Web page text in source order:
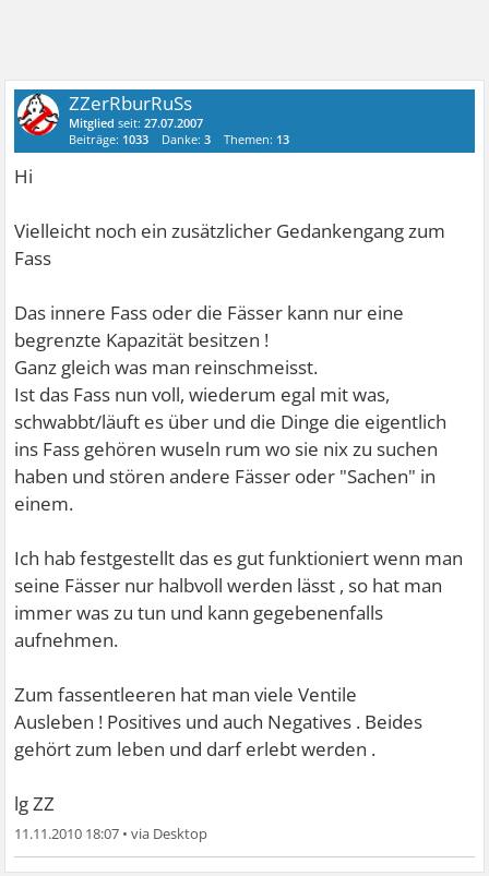
ZZerRburRuSs
Mitglied seit:27.07.2007
Beiträge: 1033 Danke:3 Themen: 13
Hi
Vielleicht noch ein zusätzlicher Gedankengang zum
Fass
Das innere Fass oder die Fässer kann nur eine
begrenzte Kapazität besitzen !
Ganz gleich was man reinschmeisst.
Ist das Fass nun voll, wiederum egal mit was,
schwabbt/läuft es über und die Dinge die eigentlich
ins Fass gehören wuseln rum wo sie nix zu suchen
haben und stören andere Fässer oder "Sachen" in
einem.
Ich hab festgestellt das es gut funktioniert wenn man
seine Fässer nur halbvoll werden lässt , so hat man
immer was zu tun und kann gegebenenfalls
aufnehmen.
Zum fassentleeren hat man viele Ventile
Ausleben ! Positives und auch Negatives . Beides
gehört zum leben und darf erlebt werden .
lg ZZ
11.11.2010 18:07 •